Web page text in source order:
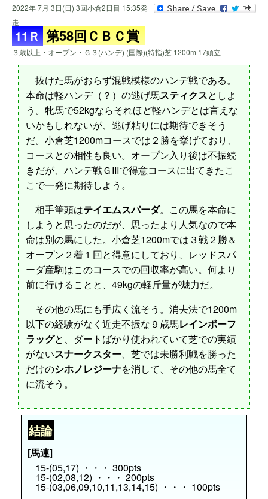
2022年 7月 3日(日) 3回小倉2日目 15:35発
走
11Ｒ 第58回ＣＢＣ賞
３歳以上・オープン・Ｇ３(ハンデ) (国際)(特指)芝 1200m 17頭立
抜けた馬がおらず混戦模様のハンデ戦である。
本命は軽ハンデ（？）の逃げ馬スティクスとしよ
う。牝馬で52kgならそれほど軽ハンデとは言えな
いかもしれないが、逃げ粘りには期待できそう
だ。小倉芝1200mコースでは２勝を挙げており、
コースとの相性も良い。オープン入り後は不振続
きだが、ハンデ戦ＧIIIで得意コースに出てきたこ
こで一発に期待しよう。
相手筆頭はテイエムスパーダ。この馬を本命に
しようと思ったのだが、思ったより人気なので本
命は別の馬にした。小倉芝1200mでは３戦２勝＆
オープン２着１回と得意にしており、レッドスパ
ーダ産駒はこのコースでの回収率が高い。何より
前に行けることと、49kgの軽斤量が魅力だ。
その他の馬にも手広く流そう。消去法で1200m
以下の経験がなく近走不振な９歳馬レインボーフ
ラッグと、ダートばかり使われていて芝での実績
がないスナークスター、芝では未勝利戦を勝った
だけのシホノレジーナを消して、その他の馬全て
に流そう。
結論
[馬連]
15-(05,17) ・・・ 300pts
15-(02,08,12) ・・・ 200pts
15-(03,06,09,10,11,13,14,15) ・・・ 100pts